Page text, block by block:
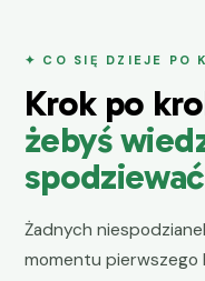
✦ CO SIĘ DZIEJE PO
Krok po
żebyś
spodziewać
Żadnych
momentu pierwszego